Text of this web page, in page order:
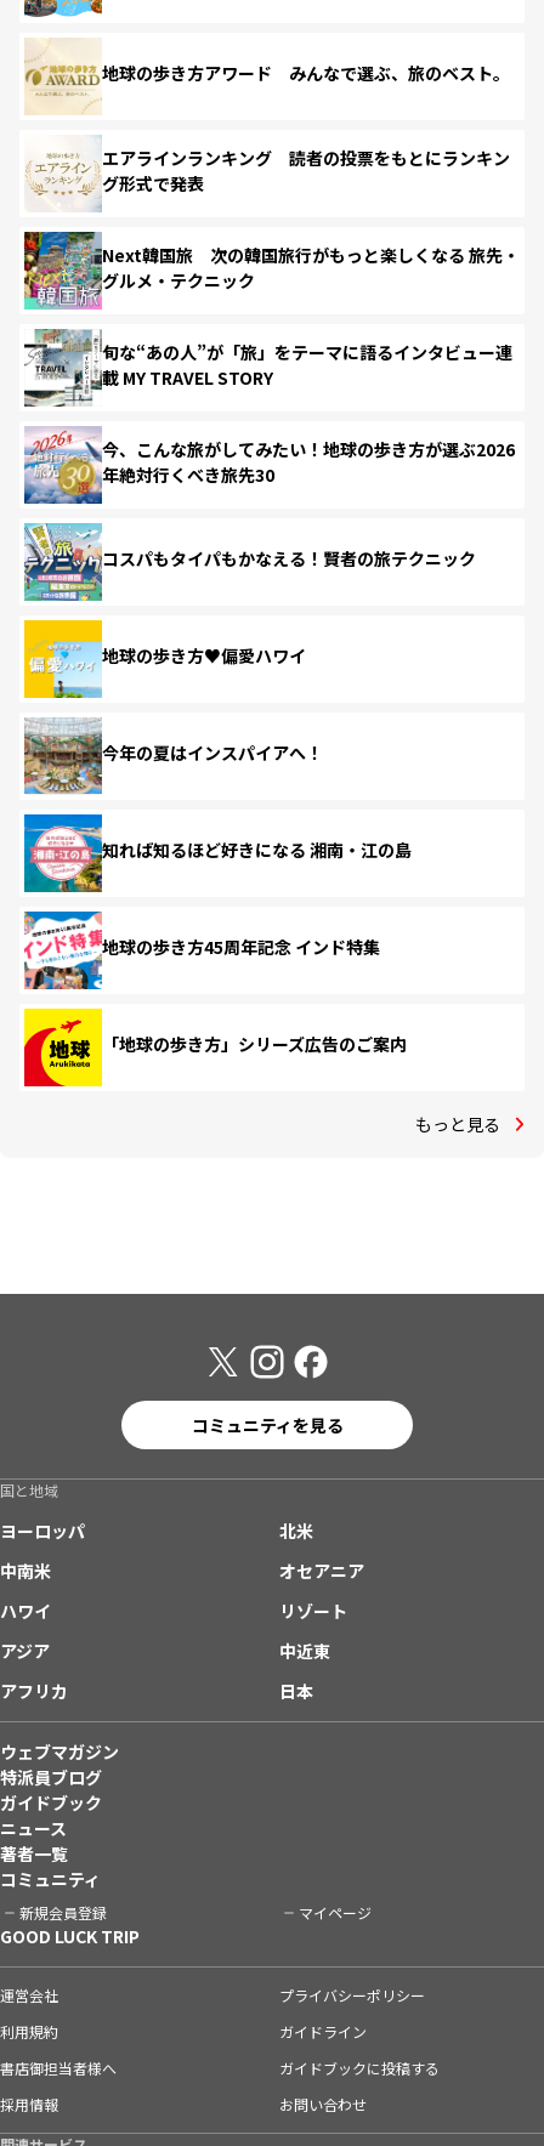
地球の歩き方アワード みんなで選ぶ、旅のベスト。
エアラインランキング 読者の投票をもとにランキン
グ形式で発表
Next韓国旅 次の韓国旅行がもっと楽しくなる 旅先・
グルメ・テクニック
旬な“あの人”が「旅」をテーマに語るインタビュー連
載 MY TRAVEL STORY
今、こんな旅がしてみたい！地球の歩き方が選ぶ2026
年絶対行くべき旅先30
コスパもタイパもかなえる！賢者の旅テクニック
地球の歩き方♥偏愛ハワイ
今年の夏はインスパイアへ！
知れば知るほど好きになる 湘南・江の島
地球の歩き方45周年記念 インド特集
「地球の歩き方」シリーズ広告のご案内
もっと見る
コミュニティを見る
国と地域
ヨーロッパ
北米
中南米
オセアニア
ハワイ
リゾート
アジア
中近東
アフリカ
日本
ウェブマガジン
特派員ブログ
ガイドブック
ニュース
著者一覧
コミュニティ
新規会員登録 マイページ
GOOD LUCK TRIP
運営会社
プライバシーポリシー
利用規約
ガイドライン
書店御担当者様へ
ガイドブックに投稿する
採用情報
お問い合わせ